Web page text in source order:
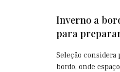
Inverno a
para
Seleção considera
bordo, onde